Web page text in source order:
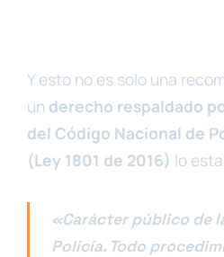
Y esto no es solo una
un derecho respaldado
del Código Nacional de
(Ley 1801 de 2016) lo
«Carácter público de
Policía. Todo